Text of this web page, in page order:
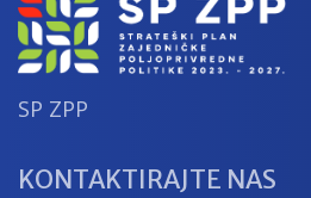
SP ZPP
KONTAKTIRAJTE NAS